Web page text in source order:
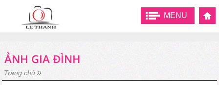
MENU
ẢNH GIA ĐÌNH
Trang chủ »